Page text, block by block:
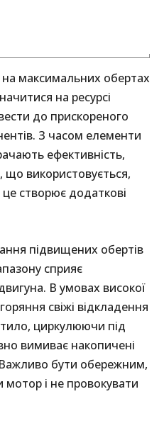
максимальних обертах
на ресурсі
до прискореного
З часом елементи
ефективність,
що використовується,
створює додаткові
підвищених обертів
сприяє
В умовах високої
свіжі відкладення
циркулюючи під
вимиває накопичені
бути обережним,
і не провокувати